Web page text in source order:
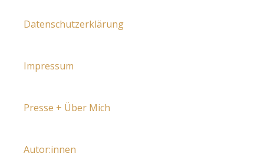
Datenschutzerklärung
Impressum
Presse + Über Mich
Autor:innen